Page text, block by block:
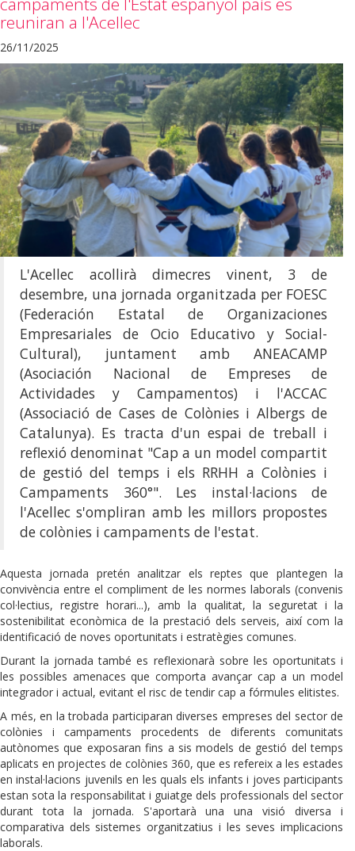
reuniran a l'Acellec
26/11/2025
L'Acellec acollirà dimecres vinent, 3 de
desembre, una jornada organitzada per FOESC
(Federación Estatal de Organizaciones
Empresariales de Ocio Educativo y Social-
Cultural), juntament amb ANEACAMP
(Asociación Nacional de Empreses de
Actividades y Campamentos) i l'ACCAC
(Associació de Cases de Colònies i Albergs de
Catalunya). Es tracta d'un espai de treball i
reflexió denominat "Cap a un model compartit
de gestió del temps i els RRHH a Colònies i
Campaments 360°". Les instal·lacions de
l'Acellec s'ompliran amb les millors propostes
de colònies i campaments de l'estat.
Aquesta jornada pretén analitzar els reptes que plantegen la
convivència entre el compliment de les normes laborals (convenis
col·lectius, registre horari...), amb la qualitat, la seguretat i la
sostenibilitat econòmica de la prestació dels serveis, així com la
identificació de noves oportunitats i estratègies comunes.
Durant la jornada també es reflexionarà sobre les oportunitats i
les possibles amenaces que comporta avançar cap a un model
integrador i actual, evitant el risc de tendir cap a fórmules elitistes.
A més, en la trobada participaran diverses empreses del sector de
colònies i campaments procedents de diferents comunitats
autònomes que exposaran fins a sis models de gestió del temps
aplicats en projectes de colònies 360, que es refereix a les estades
en instal·lacions juvenils en les quals els infants i joves participants
estan sota la responsabilitat i guiatge dels professionals del sector
durant tota la jornada. S'aportarà una una visió diversa i
comparativa dels sistemes organitzatius i les seves implicacions
laborals.